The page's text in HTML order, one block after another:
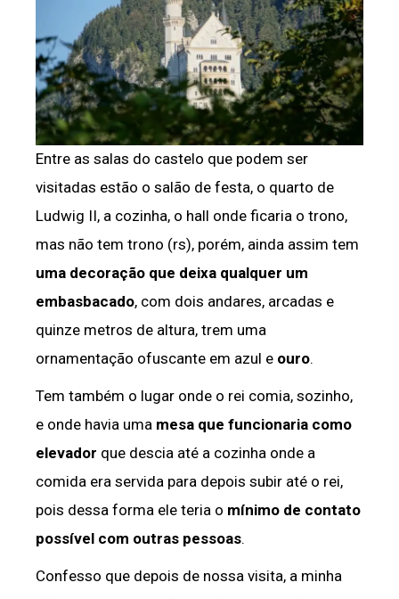
Entre as salas do castelo que podem ser
visitadas estão o salão de festa, o quarto de
Ludwig II, a cozinha, o hall onde ficaria o trono,
mas não tem trono (rs), porém, ainda assim tem
uma decoração que deixa qualquer um
embasbacado, com dois andares, arcadas e
quinze metros de altura, trem uma
ornamentação ofuscante em azul e ouro.
Tem também o lugar onde o rei comia, sozinho,
e onde havia uma mesa que funcionaria como
elevador que descia até a cozinha onde a
comida era servida para depois subir até o rei,
pois dessa forma ele teria o mínimo de contato
possível com outras pessoas.
Confesso que depois de nossa visita, a minha